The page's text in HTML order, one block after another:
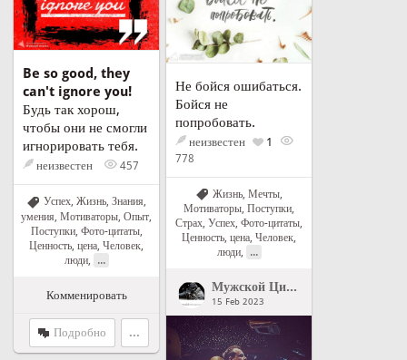
Be so good, they
can't ignore you!
Будь так хорош,
чтобы они не смогли
игнорировать тебя.
неизвестен 457
Успех, Жизнь, Знания,
умения Мотиваторы Опыт
Поступки, Фото-цитаты,
Ценность, цена Человек,
люди, ...
Комменировать
Подробно ...
Не бойся ошибаться.
Бойся не
попробовать.
неизвестен 1
778
Жизнь Мечты
Мотиваторы, Поступки,
Страх, Успех, Фото-цитаты,
Ценность, цена, Человек,
люди, ...
Мужской Цитатник Рунета
15 Feb 2023